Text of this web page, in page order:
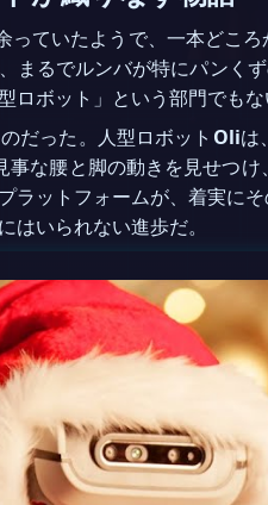
っていたようで、一本どこ
るでルンバが特にパンく
ボット」という部門でも
だった。人型ロボット Oliは
な腰と脚の動きを見せつ
ラットフォームが、着実に
いられない進歩だ。